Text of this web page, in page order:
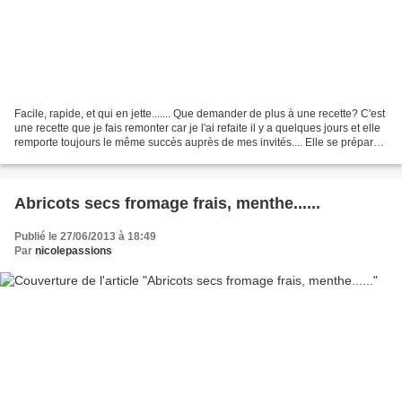
Facile, rapide, et qui en jette....... Que demander de plus à une recette? C'est
une recette que je fais remonter car je l'ai refaite il y a quelques jours et elle
remporte toujours le même succès auprès de mes invités.... Elle se prépare
Abricots secs fromage frais, menthe......
Publié le 27/06/2013 à 18:49
Par nicolepassions